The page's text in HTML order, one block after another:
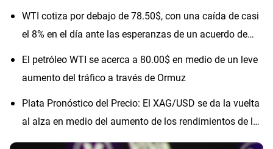
WTI cotiza por debajo de 78.50$, con una caída de casi
el 8% en el día ante las esperanzas de un acuerdo de
El petróleo WTI se acerca a 80.00$ en medio de un leve
aumento del tráfico a través de Ormuz
Plata Pronóstico del Precio: El XAG/USD se da la vuelta
al alza en medio del aumento de los rendimientos de los